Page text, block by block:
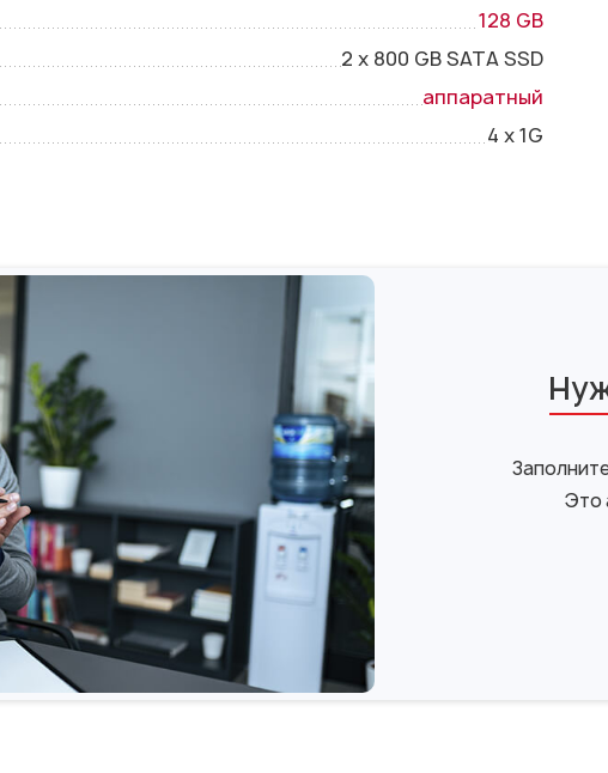
128 GB
2 x 800 GB SATA SSD
аппаратный
4 x 1G
Это